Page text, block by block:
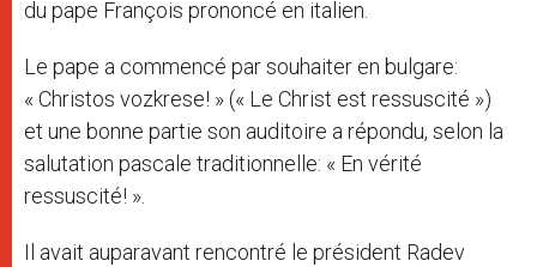
du pape François prononcé en italien.
Le pape a commencé par souhaiter en bulgare:
« Christos vozkrese! » (« Le Christ est ressuscité »)
et une bonne partie son auditoire a répondu, selon la
salutation pascale traditionnelle: « En vérité
ressuscité! ».
Il avait auparavant rencontré le président Radev